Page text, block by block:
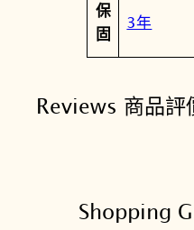
保
固
3年
Reviews 商品評
Shopping